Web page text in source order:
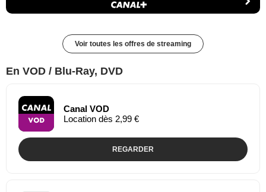
Voir toutes les offres de streaming
En VOD / Blu-Ray, DVD
Canal VOD
Location dès 2,99 €
REGARDER